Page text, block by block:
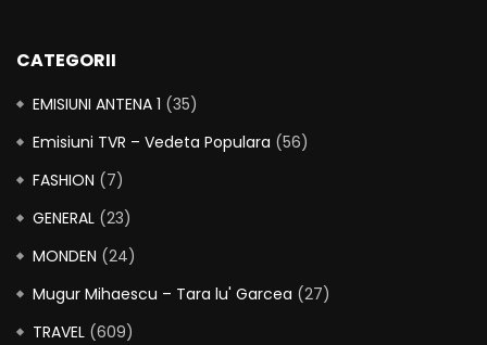
CATEGORII
EMISIUNI ANTENA 1 (35)
Emisiuni TVR – Vedeta Populara (56)
FASHION (7)
GENERAL (23)
MONDEN (24)
Mugur Mihaescu – Tara lu' Garcea (27)
TRAVEL (609)